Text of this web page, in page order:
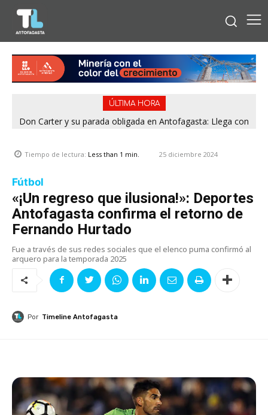
ÚLTIMA HORA
Don Carter y su parada obligada en Antofagasta: Llega con
Tiempo de lectura: Less than 1 min. 25 diciembre 2024
Fútbol
«¡Un regreso que ilusiona!»: Deportes
Antofagasta confirma el retorno de
Fernando Hurtado
Fue a través de sus redes sociales que el elenco puma confirmó al
arquero para la temporada 2025
Por Timeline Antofagasta